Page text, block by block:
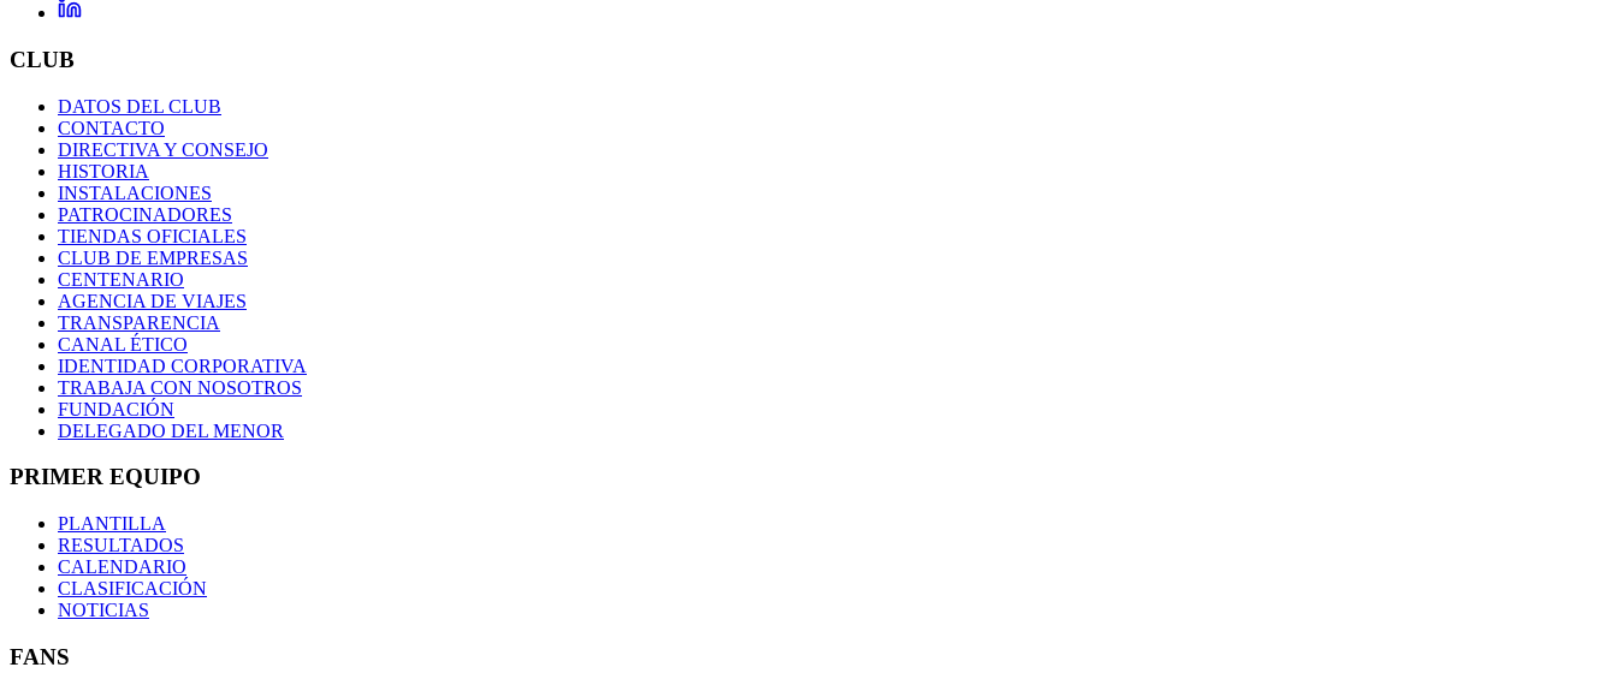
CLUB
DATOS DEL CLUB
CONTACTO
DIRECTIVA Y CONSEJO
HISTORIA
INSTALACIONES
PATROCINADORES
TIENDAS OFICIALES
CLUB DE EMPRESAS
CENTENARIO
AGENCIA DE VIAJES
TRANSPARENCIA
CANAL ÉTICO
IDENTIDAD CORPORATIVA
TRABAJA CON NOSOTROS
FUNDACIÓN
DELEGADO DEL MENOR
PRIMER EQUIPO
PLANTILLA
RESULTADOS
CALENDARIO
CLASIFICACIÓN
NOTICIAS
FANS